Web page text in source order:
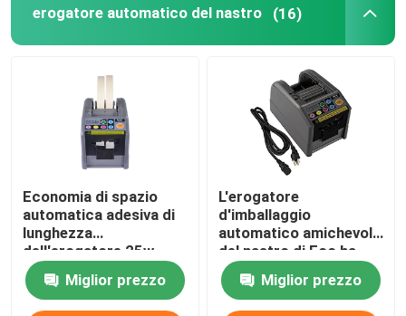
erogatore automatico del nastro (16)
Economia di spazio
automatica adesiva di
lunghezza
dell'erogatore 25w
999mm del nastro
Miglior prezzo
L'erogatore
d'imballaggio
automatico amichevole
del nastro di Eco ha
gommato il CE di
999mmMiglior prezzo